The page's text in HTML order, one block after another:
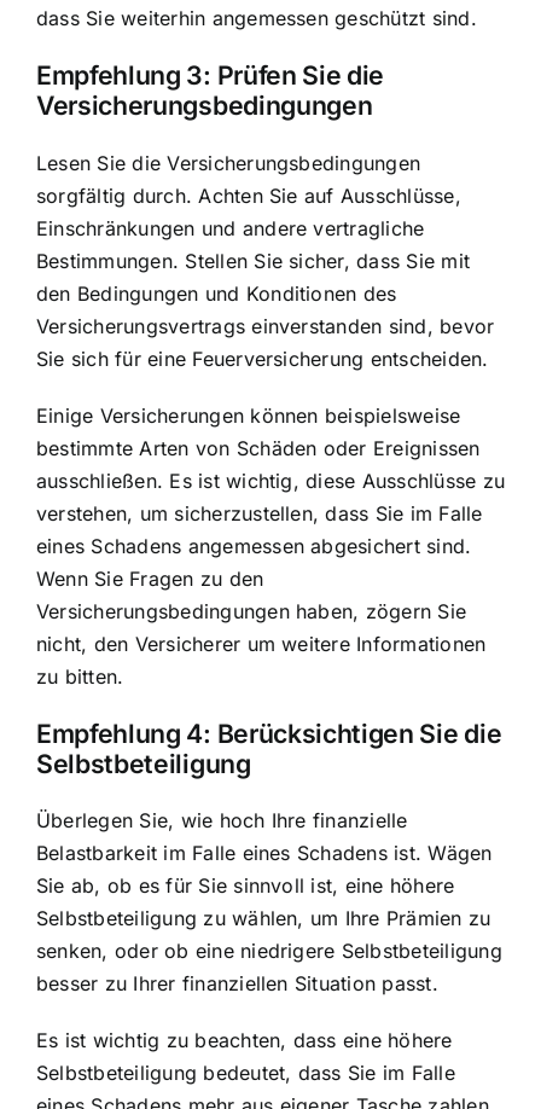
dass Sie weiterhin angemessen geschützt sind.
Empfehlung 3: Prüfen Sie die
Versicherungsbedingungen
Lesen Sie die Versicherungsbedingungen
sorgfältig durch. Achten Sie auf Ausschlüsse,
Einschränkungen und andere vertragliche
Bestimmungen. Stellen Sie sicher, dass Sie mit
den Bedingungen und Konditionen des
Versicherungsvertrags einverstanden sind, bevor
Sie sich für eine Feuerversicherung entscheiden.
Einige Versicherungen können beispielsweise
bestimmte Arten von Schäden oder Ereignissen
ausschließen. Es ist wichtig, diese Ausschlüsse zu
verstehen, um sicherzustellen, dass Sie im Falle
eines Schadens angemessen abgesichert sind.
Wenn Sie Fragen zu den
Versicherungsbedingungen haben, zögern Sie
nicht, den Versicherer um weitere Informationen
zu bitten.
Empfehlung 4: Berücksichtigen Sie die
Selbstbeteiligung
Überlegen Sie, wie hoch Ihre finanzielle
Belastbarkeit im Falle eines Schadens ist. Wägen
Sie ab, ob es für Sie sinnvoll ist, eine höhere
Selbstbeteiligung zu wählen, um Ihre Prämien zu
senken, oder ob eine niedrigere Selbstbeteiligung
besser zu Ihrer finanziellen Situation passt.
Es ist wichtig zu beachten, dass eine höhere
Selbstbeteiligung bedeutet, dass Sie im Falle